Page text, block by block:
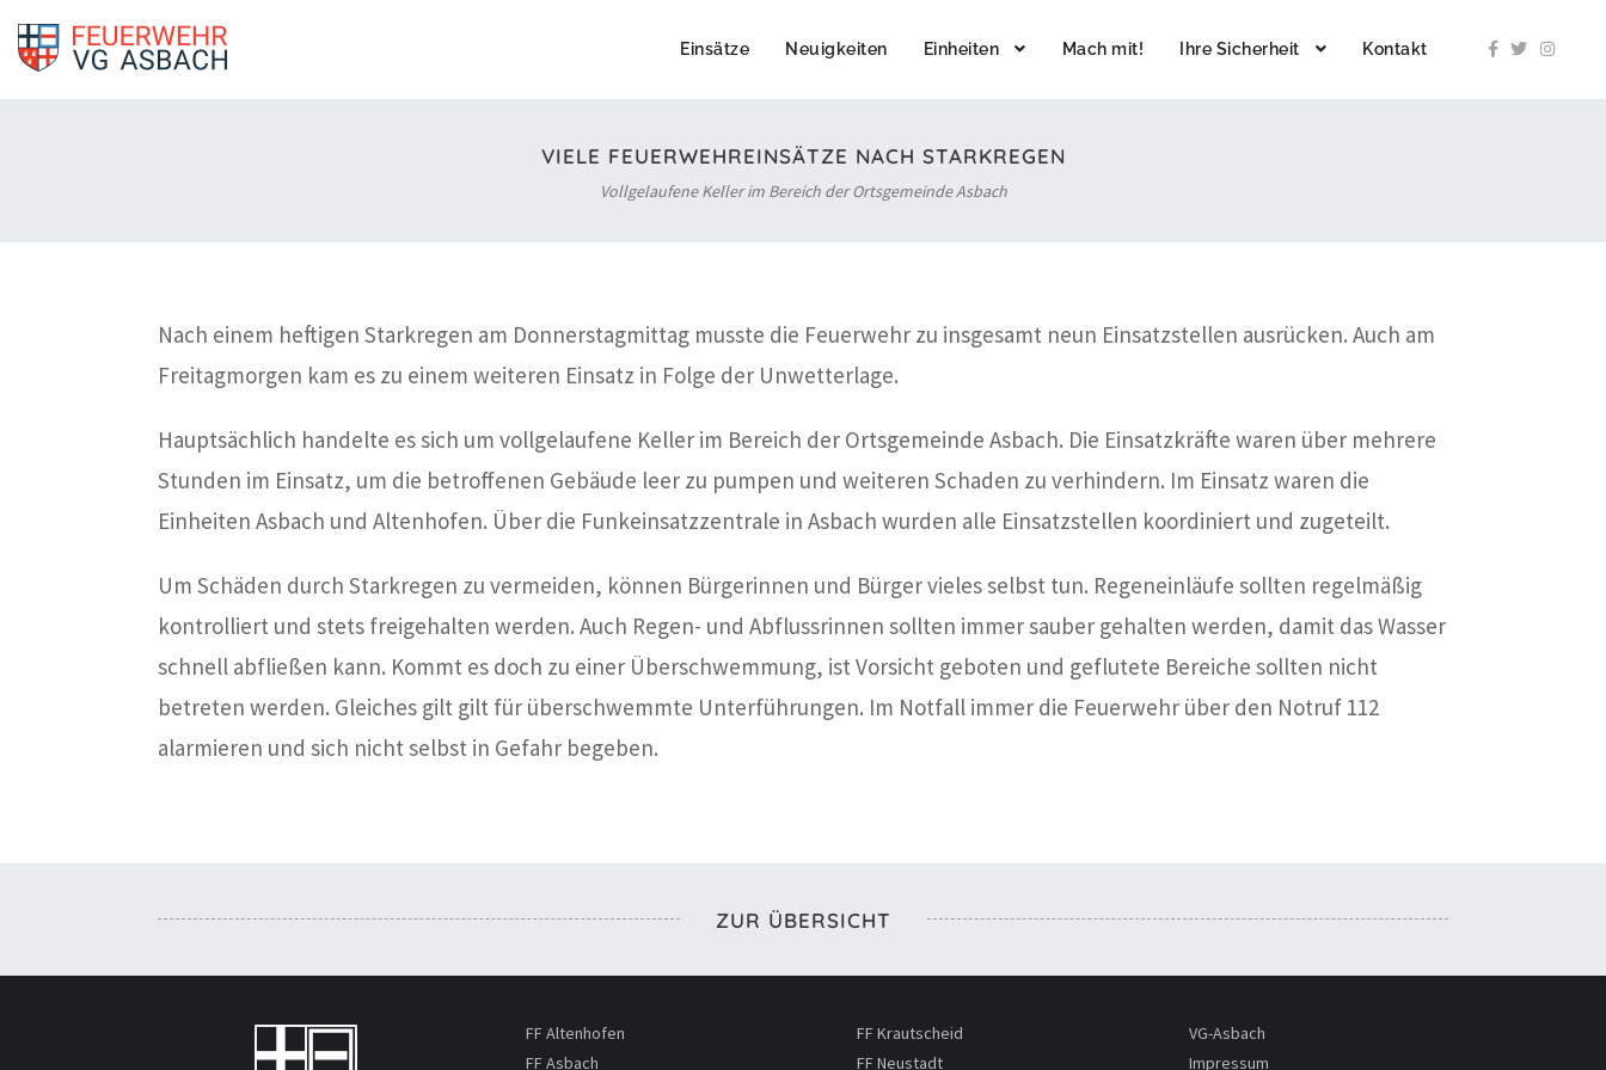
Einsätze Neuigkeiten Einheiten Mach mit! Ihre Sicherheit Kontakt
VIELE FEUERWEHREINSÄTZE NACH STARKREGEN
Vollgelaufene Keller im Bereich der Ortsgemeinde Asbach
Nach einem heftigen Starkregen am Donnerstagmittag musste die Feuerwehr zu insgesamt neun Einsatzstellen ausrücken. Auch am
Freitagmorgen kam es zu einem weiteren Einsatz in Folge der Unwetterlage.
Hauptsächlich handelte es sich um vollgelaufene Keller im Bereich der Ortsgemeinde Asbach. Die Einsatzkräfte waren über mehrere
Stunden im Einsatz, um die betroffenen Gebäude leer zu pumpen und weiteren Schaden zu verhindern. Im Einsatz waren die
Einheiten Asbach und Altenhofen. Über die Funkeinsatzzentrale in Asbach wurden alle Einsatzstellen koordiniert und zugeteilt.
Um Schäden durch Starkregen zu vermeiden, können Bürgerinnen und Bürger vieles selbst tun. Regeneinläufe sollten regelmäßig
kontrolliert und stets freigehalten werden. Auch Regen- und Abflussrinnen sollten immer sauber gehalten werden, damit das Wasser
schnell abfließen kann. Kommt es doch zu einer Überschwemmung, ist Vorsicht geboten und geflutete Bereiche sollten nicht
betreten werden. Gleiches gilt gilt für überschwemmte Unterführungen. Im Notfall immer die Feuerwehr über den Notruf 112
alarmieren und sich nicht selbst in Gefahr begeben.
ZUR ÜBERSICHT
FF Altenhofen
FF Asbach
FF Krautscheid
FF Neustadt
VG-Asbach
Impressum